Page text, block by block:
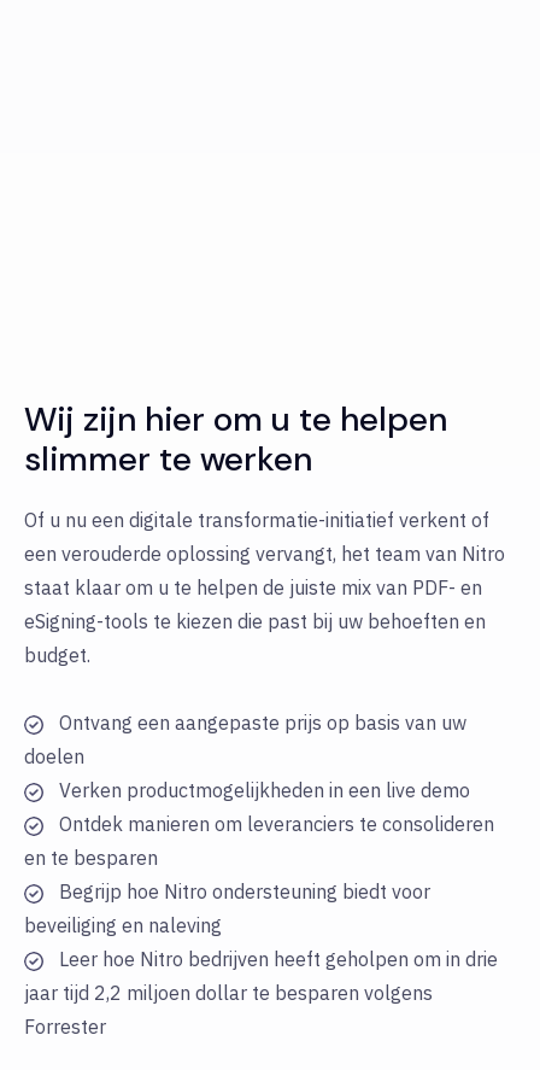
Wij zijn hier om u te helpen
slimmer te werken
Of u nu een digitale transformatie-initiatief verkent of
een verouderde oplossing vervangt, het team van Nitro
staat klaar om u te helpen de juiste mix van PDF- en
eSigning-tools te kiezen die past bij uw behoeften en
budget.
Ontvang een aangepaste prijs op basis van uw
doelen
Verken productmogelijkheden in een live demo
Ontdek manieren om leveranciers te consolideren
en te besparen
Begrijp hoe Nitro ondersteuning biedt voor
beveiliging en naleving
Leer hoe Nitro bedrijven heeft geholpen om in drie
jaar tijd 2,2 miljoen dollar te besparen volgens
Forrester